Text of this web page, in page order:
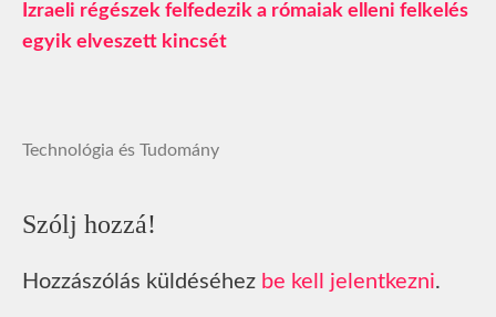
Izraeli régészek felfedezik a rómaiak elleni felkelés
egyik elveszett kincsét
Technológia és Tudomány
Szólj hozzá!
Hozzászólás küldéséhez be kell jelentkezni.